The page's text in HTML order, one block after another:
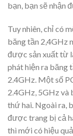
bạn, bạn sẽ nhận
Tuy nhiên, chỉ có
băng tần 2,4GHz
được sản xuất từ
phát hiện ra băng
2.4GHz. Một số
2.4GHz, 5GHz và
thứ hai. Ngoài ra,
được trang bị cả
thì mới có hiệu